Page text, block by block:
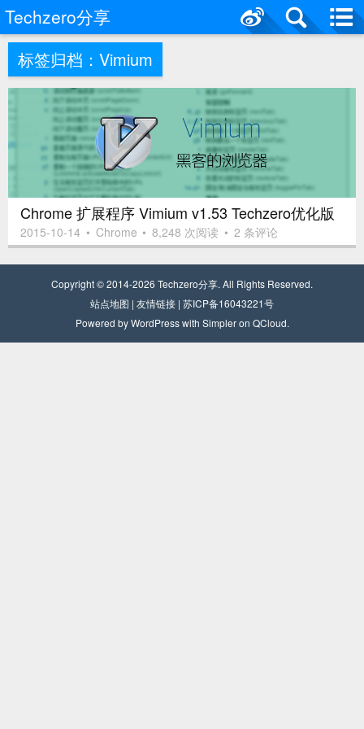
Techzero分享
标签归档： Vimium
Chrome 扩展程序 Vimium v1.53 Techzero优化版
2015-10-14 • Chrome • 8,248 次阅读 • 2 条评论
Copyright © 2014-2026 Techzero分享. All Rights Reserved.
站点地图 | 友情链接 | 苏ICP备16043221号
Powered byWordPresswith Simpleron QCloud.